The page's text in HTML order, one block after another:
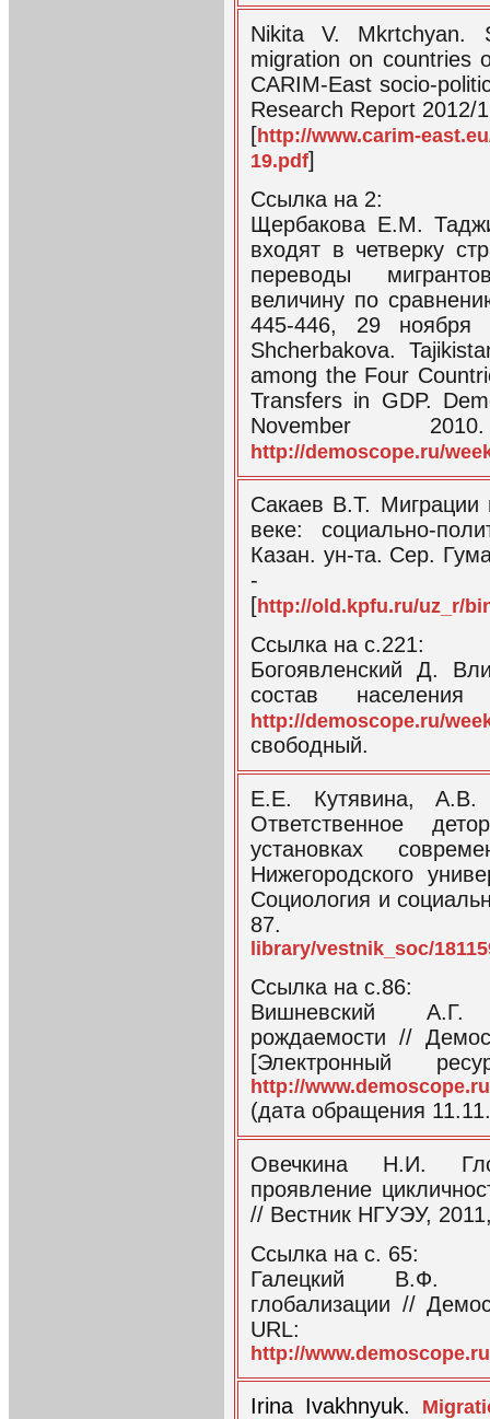
Nikita V. Mkrtchyan.
migration on countries
CARIM-East socio-
Research Report 2012/
[http://www.carim-
19.pdf]
Ссылка на 2:
Щербакова Е.М.
входят в четверку
переводы
величину по
445-446, 29
Shcherbakova.
among the Four
Transfers in GDP.
November
http://demoscope.ru/
Сакаев В.Т. Миграции
веке: социально-
Казан. ун-та. Сер.
-
[http://old.kpfu.ru/uz_r/
Ссылка на с.221:
Богоявленский Д.
состав
http://demoscope.ru/
свободный.
Е.Е. Кутявина,
Ответственное
установках
Нижегородского
Социология и
library/vestnik_soc/
Ссылка на с.86:
Вишневский А.Г.
рождаемости //
[Электронный
http://
(дата обращения
Овечкина Н.И.
проявление
// Вестник НГУЭУ,
Ссылка на с. 65:
Галецкий В.Ф.
глобализации //
URL:
http://
Irina Ivakhnyuk.